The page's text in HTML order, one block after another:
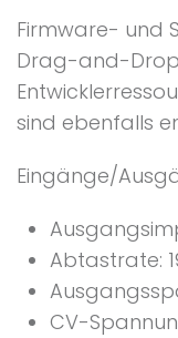
Firmware- und
Drag-and-Drop
sind ebenfalls
Eingänge/
Abtastrate:
CV-